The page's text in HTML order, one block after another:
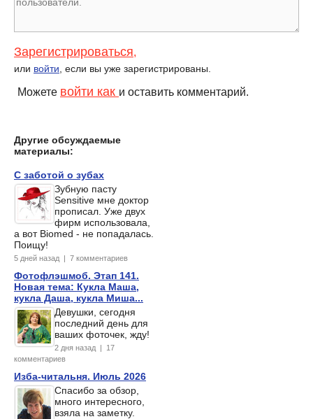
Зарегистрироваться,
или войти , если вы уже зарегистрированы.
Можете войти как и оставить комментарий.
Другие обсуждаемые
материалы:
С заботой о зубах
Зубную пасту
Sensitive мне доктор
прописал. Уже двух
фирм использовала,
а вот Biomed - не попадалась.
Поищу!
5 дней назад | 7 комментариев
Фотофлэшмоб. Этап 141.
Новая тема: Кукла Маша,
кукла Даша, кукла Миша...
Девушки, сегодня
последний день для
ваших фоточек, жду!
2 дня назад | 17
комментариев
Изба-читальня. Июль 2026
Спасибо за обзор,
много интересного,
взяла на заметку.